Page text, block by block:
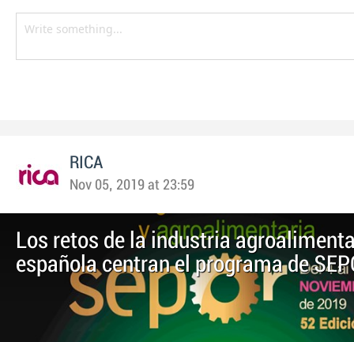
RICA
Nov 05, 2019 at 23:59
Los retos de la industria
española centran el programa de